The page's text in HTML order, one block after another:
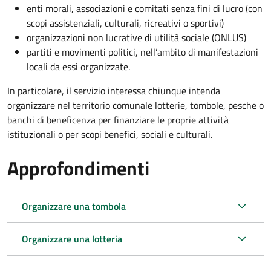
enti morali, associazioni e comitati senza fini di lucro (con
scopi assistenziali, culturali, ricreativi o sportivi)
organizzazioni non lucrative di utilità sociale (ONLUS)
partiti e movimenti politici, nell’ambito di manifestazioni
locali da essi organizzate.
In particolare, il servizio interessa chiunque intenda
organizzare nel territorio comunale lotterie, tombole, pesche o
banchi di beneficenza per finanziare le proprie attività
istituzionali o per scopi benefici, sociali e culturali.
Approfondimenti
Organizzare una tombola
Organizzare una lotteria